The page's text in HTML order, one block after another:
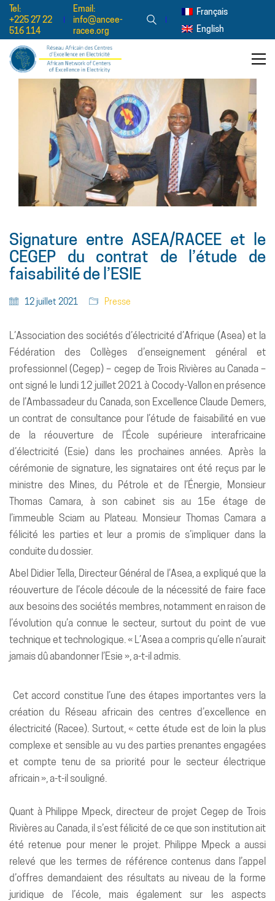
Tel:
+225 27 22
516 114
Email:
info@ancee-
racee.org
Français
English
Signature entre ASEA/RACEE et le
CEGEP du contrat de l’étude de
faisabilité de l’ESIE
12 juillet 2021 Presse
L’Association des sociétés d’électricité d’Afrique (Asea) et la
Fédération des Collèges d’enseignement général et
professionnel (Cegep) – cegep de Trois Rivières au Canada –
ont signé le lundi 12 juillet 2021 à Cocody-Vallon en présence
de l’Ambassadeur du Canada, son Excellence Claude Demers,
un contrat de consultance pour l’étude de faisabilité en vue
de la réouverture de l’École supérieure interafricaine
d’électricité (Esie) dans les prochaines années. Après la
cérémonie de signature, les signataires ont été reçus par le
ministre des Mines, du Pétrole et de l’Énergie, Monsieur
Thomas Camara, à son cabinet sis au 15e étage de
l’immeuble Sciam au Plateau. Monsieur Thomas Camara a
félicité les parties et leur a promis de s’impliquer dans la
conduite du dossier.
Abel Didier Tella, Directeur Général de l’Asea, a expliqué que la
réouverture de l’école découle de la nécessité de faire face
aux besoins des sociétés membres, notamment en raison de
l’évolution qu’a connue le secteur, surtout du point de vue
technique et technologique. « L’Asea a compris qu’elle n’aurait
jamais dû abandonner l’Esie », a-t-il admis.
Cet accord constitue l’une des étapes importantes vers la
création du Réseau africain des centres d’excellence en
électricité (Racee). Surtout, « cette étude est de loin la plus
complexe et sensible au vu des parties prenantes engagées
et compte tenu de sa priorité pour le secteur électrique
africain », a-t-il souligné.
Quant à Philippe Mpeck, directeur de projet Cegep de Trois
Rivières au Canada, il s’est félicité de ce que son institution ait
été retenue pour mener le projet. Philippe Mpeck a aussi
relevé que les termes de référence contenus dans l’appel
d’offres demandaient des résultats au niveau de la forme
juridique de l’école, mais également sur les aspects